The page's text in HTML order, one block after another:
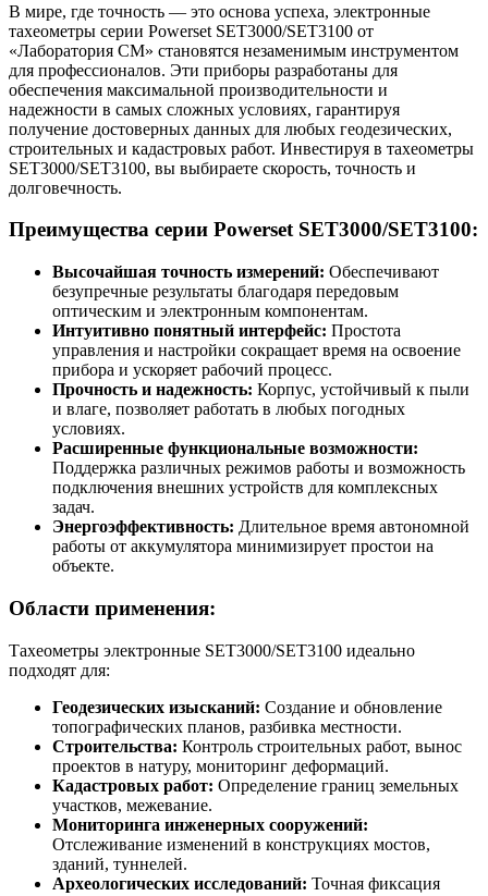
В мире, где точность — это основа успеха, электронные
тахеометры серии Powerset SET3000/SET3100 от
«Лаборатория СМ» становятся незаменимым инструментом
для профессионалов. Эти приборы разработаны для
обеспечения максимальной производительности и
надежности в самых сложных условиях, гарантируя
получение достоверных данных для любых геодезических,
строительных и кадастровых работ. Инвестируя в тахеометры
SET3000/SET3100, вы выбираете скорость, точность и
долговечность.
Преимущества серии Powerset SET3000/SET3100:
Высочайшая точность измерений: Обеспечивают
безупречные результаты благодаря передовым
оптическим и электронным компонентам.
Интуитивно понятный интерфейс: Простота
управления и настройки сокращает время на освоение
прибора и ускоряет рабочий процесс.
Прочность и надежность: Корпус, устойчивый к пыли
и влаге, позволяет работать в любых погодных
условиях.
Расширенные функциональные возможности:
Поддержка различных режимов работы и возможность
подключения внешних устройств для комплексных
задач.
Энергоэффективность: Длительное время автономной
работы от аккумулятора минимизирует простои на
объекте.
Области применения:
Тахеометры электронные SET3000/SET3100 идеально
подходят для:
Геодезических изысканий: Создание и обновление
топографических планов, разбивка местности.
Строительства: Контроль строительных работ, вынос
проектов в натуру, мониторинг деформаций.
Кадастровых работ: Определение границ земельных
участков, межевание.
Мониторинга инженерных сооружений:
Отслеживание изменений в конструкциях мостов,
зданий, туннелей.
Археологических исследований: Точная фиксация